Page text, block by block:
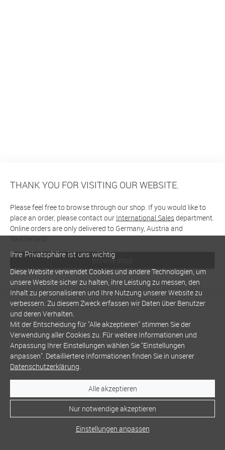
THANK YOU FOR VISITING OUR WEBSITE.
Please feel free to browse through our shop. If you would like to
place an order, please contact our International Salesdepartment.
Online orders are only delivered to Germany, Austria and
Switzerland
Browse shop
Ihre Privatsphäre ist uns wichtig
Diese Website verwendet Cookies und andere Technologien, um
unsere Website sicher zu halten, ihre Leistung zu messen, den
Inhalt zu personalisieren und Ihre Nutzung unserer Website zu
verbessern. Zu diesem Zweck erfassen wir Daten über Benutzer
und deren Verhalten.
Mit der Entscheidung für "Alle akzeptieren" stimmen Sie der
Verwendung aller Cookies zu. Für weitere Informationen und
Anpassung Ihrer Einstellungen wählen Sie "Einstellungen
anpassen". Detailliertere Informationen finden Sie in unserer
Datenschutzerklärung.
Alle akzeptieren
Nur notwendige akzeptieren
Einstellungen anpassen